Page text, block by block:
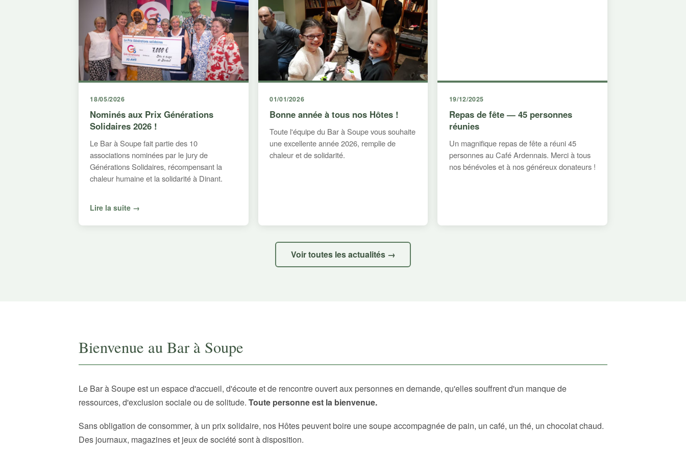
18/05/2026
Nominés aux Prix Générations
Solidaires 2026 !
Le Bar à Soupe fait partie des 10
associations nominées par le jury de
Générations Solidaires, récompensant la
chaleur humaine et la solidarité à Dinant.
Lire la suite →
01/01/2026
Bonne année à tous nos Hôtes !
Toute l'équipe du Bar à Soupe vous souhaite
une excellente année 2026, remplie de
chaleur et de solidarité.
19/12/2025
Repas de fête — 45 personnes
réunies
Un magnifique repas de fête a réuni 45
personnes au Café Ardennais. Merci à tous
nos bénévoles et à nos généreux donateurs !
Voir toutes les actualités →
Bienvenue au Bar à Soupe
Le Bar à Soupe est un espace d'accueil, d'écoute et de rencontre ouvert aux personnes en demande, qu'elles souffrent d'un manque de
ressources, d'exclusion sociale ou de solitude. Toute personne est la bienvenue.
Sans obligation de consommer, à un prix solidaire, nos Hôtes peuvent boire une soupe accompagnée de pain, un café, un thé, un chocolat chaud.
Des journaux, magazines et jeux de société sont à disposition.